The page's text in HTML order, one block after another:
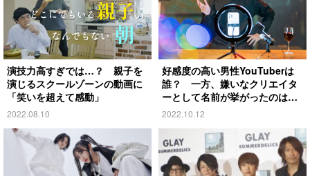
演技力高すぎでは…？ 親子を
演じるスクールゾーンの動画に
「笑いを超えて感動」
2022.08.10
好感度の高い男性YouTuberは
誰？ 一方、嫌いなクリエイタ
ーとして名前が挙がったのは…
2022.10.12